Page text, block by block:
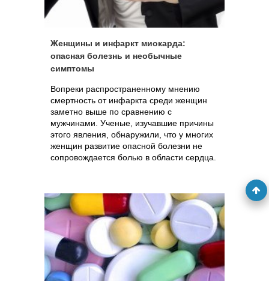
Женщины и инфаркт миокарда:
опасная болезнь и необычные
симптомы
Вопреки распространенному мнению
смертность от инфаркта среди женщин
заметно выше по сравнению с
мужчинами. Ученые, изучавшие причины
этого явления, обнаружили, что у многих
женщин развитие опасной болезни не
сопровождается болью в области сердца.